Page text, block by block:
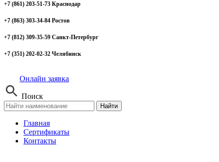
+7 (861) 203-51-73 Краснодар
+7 (863) 303-34-84 Ростов
+7 (812) 309-35-59 Санкт-Петербург
+7 (351) 202-02-32 Челябинск
Онлайн заявка
Поиск
Найти
Главная
Сертификаты
Контакты